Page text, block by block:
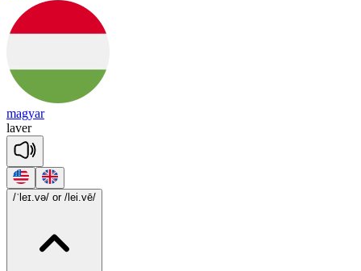
magyar
laver
/ˈleɪ.və/ or /lei.vē/